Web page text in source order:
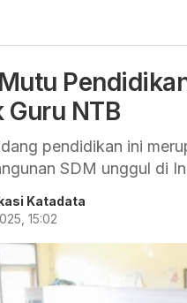
Guru NTB
pendidikan ini
SDM unggul di
Katadata
15:02